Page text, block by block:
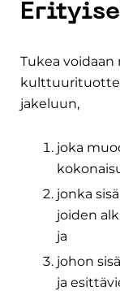
Tukea voidaan
jakeluun,
joka
jonka
joiden
ja
johon
ja